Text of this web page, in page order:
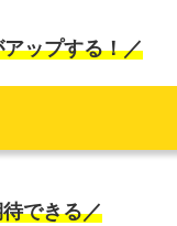
ップする！／
できる／